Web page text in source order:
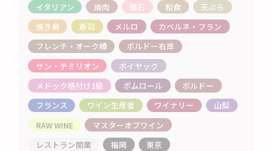
イタリアン
焼肉 懐石 和食
天ぷら
焼き鳥
寿司 メルロ
カベルネ・フラン
フレンチ・オーク樽
ボルドー右岸
サン・テミリオン
ポイヤック
メドック格付け1級
ポムロール
ボルドー
フランス
ワイン生産者 ワイナリー
山梨
RAW WINE
マスターオブワイン
レストラン開業
福岡
東京